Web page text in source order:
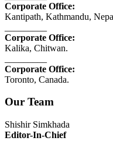
Corporate Office:
Kantipath, Kathmandu,
Corporate Office:
Kalika, Chitwan.
Corporate Office:
Toronto, Canada.
Our Team
Shishir Simkhada
Editor-In-Chief